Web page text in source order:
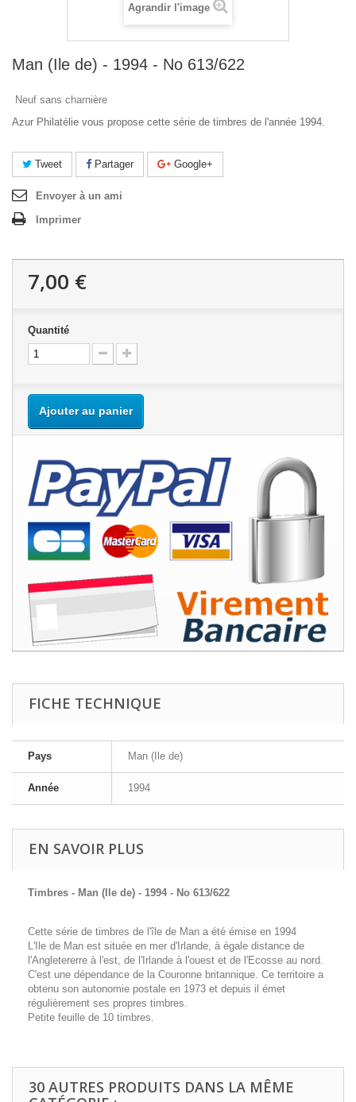
Agrandir l'image
Man (Ile de) - 1994 - No 613/622
Neuf sans charnière
Azur Philatélie vous propose cette série de timbres de l'année 1994.
Tweet Partager Google+
Envoyer à un ami
Imprimer
7,00 €
Quantité
Ajouter au panier
FICHE TECHNIQUE
Pays Man (Ile de)
Année 1994
EN SAVOIR PLUS
Timbres - Man (Ile de) - 1994 - No 613/622
Cette série de timbres de l'île de Man a été émise en 1994
L'Ile de Man est située en mer d'Irlande, à égale distance de
l'Angletererre à l'est, de l'Irlande à l'ouest et de l'Ecosse au nord.
C'est une dépendance de la Couronne britannique. Ce territoire a
obtenu son autonomie postale en 1973 et depuis il émet
régulièrement ses propres timbres.
Petite feuille de 10 timbres.
30 AUTRES PRODUITS DANS LA MÊME